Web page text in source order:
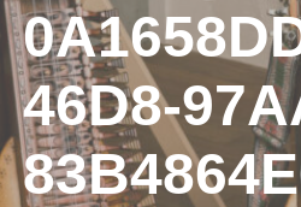
ハンマーダルシマー、ニッケル
マー、ブズーキ、アルパの輸入販
社及びMASTER WORKS社ハン
者・正規販売代理店
THE WOOD, TK O’BRIEN’S,
代理店
46D8-